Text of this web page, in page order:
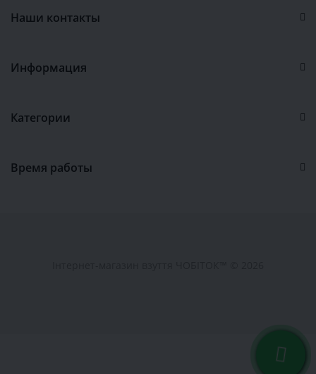
Наши контакты
Информация
Категории
Время работы